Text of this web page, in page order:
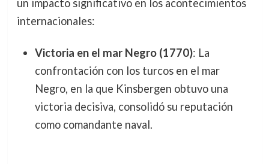
un impacto significativo en los acontecimientos
internacionales:
Victoria en el mar Negro (1770): La
confrontación con los turcos en el mar
Negro, en la que Kinsbergen obtuvo una
victoria decisiva, consolidó su reputación
como comandante naval.